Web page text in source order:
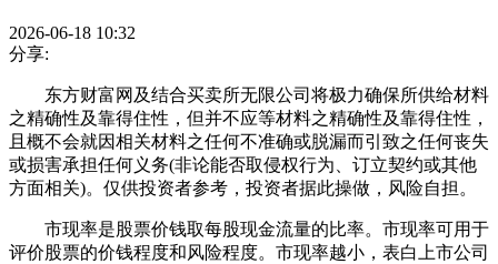
2026-06-18 10:32
分享:
东方财富网及结合买卖所无限公司将极力确保所供给材料
之精确性及靠得住性，但并不应等材料之精确性及靠得住性，
且概不会就因相关材料之任何不准确或脱漏而引致之任何丧失
或损害承担任何义务(非论能否取侵权行为、订立契约或其他
方面相关)。仅供投资者参考，投资者据此操做，风险自担。
市现率是股票价钱取每股现金流量的比率。市现率可用于
评价股票的价钱程度和风险程度。市现率越小，表白上市公司